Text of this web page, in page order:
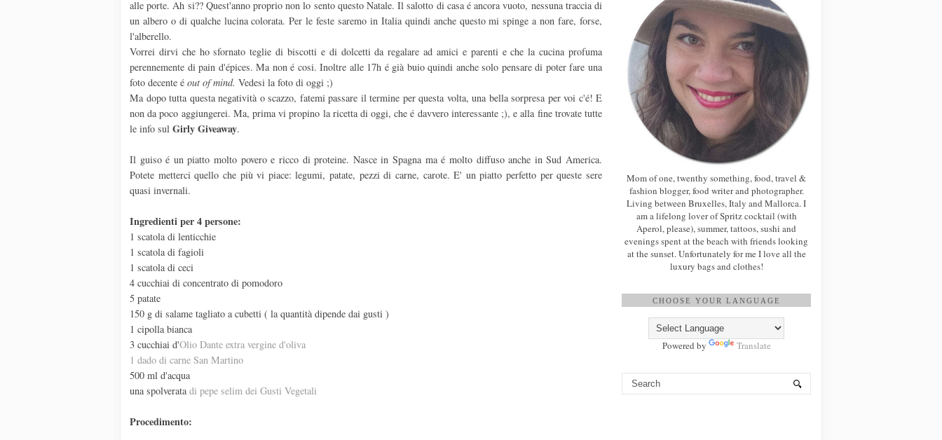
alle porte. Ah si?? Quest'anno proprio non lo sento questo Natale. Il salotto di casa é ancora vuoto, nessuna traccia di
un albero o di qualche lucina colorata. Per le feste saremo in Italia quindi anche questo mi spinge a non fare, forse,
l'alberello.
Vorrei dirvi che ho sfornato teglie di biscotti e di dolcetti da regalare ad amici e parenti e che la cucina profuma
perennemente di pain d'épices. Ma non é cosi. Inoltre alle 17h é già buio quindi anche solo pensare di poter fare una
foto decente é out of mind. Vedesi la foto di oggi ;)
Ma dopo tutta questa negatività o scazzo, fatemi passare il termine per questa volta, una bella sorpresa per voi c'é! E
non da poco aggiungerei. Ma, prima vi propino la ricetta di oggi, che é davvero interessante ;), e alla fine trovate tutte
le info sul GirlyGiveaway.
Il guiso é un piatto molto povero e ricco di proteine. Nasce in Spagna ma é molto diffuso anche in Sud America.
Potete metterci quello che più vi piace: legumi, patate, pezzi di carne, carote. E' un piatto perfetto per queste sere
quasi invernali.
Ingredienti per 4 persone:
1 scatola di lenticchie
1 scatola di fagioli
1 scatola di ceci
4 cucchiai di concentrato di pomodoro
5 patate
150 g di salame tagliato a cubetti ( la quantità dipende dai gusti )
1 cipolla bianca
3 cucchiai d'Olio Dante extra vergine d'oliva
1 dado di carne San Martino
500 ml d'acqua
una spolveratadi pepe selim dei Gusti Vegetali
Procedimento:
Mom of one, twenthy something, food, travel &
fashion blogger, food writer and photographer.
Living between Bruxelles, Italy and Mallorca. I
am a lifelong lover of Spritz cocktail (with
Aperol, please), summer, tattoos, sushi and
evenings spent at the beach with friends looking
at the sunset. Unfortunately for me I love all the
luxury bags and clothes!
CHOOSE YOUR LANGUAGE
Powered by Translate